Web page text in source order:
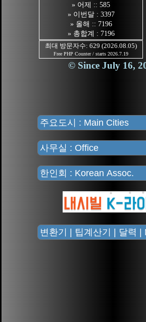
» 어제 :: 585
» 이번달 : 3397
» 올해 :: 7196
» 총합계 : 7196
최대 방문자수: 629 (2026.08.05)
Free PHP Counter / starts 2026.7.19
© Since July 16,